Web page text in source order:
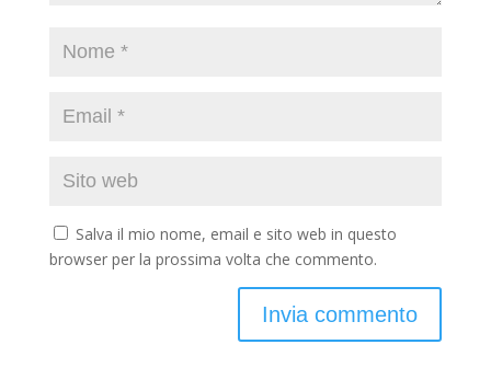
Salva il mio nome, email e sito web in questo
browser per la prossima volta che commento.